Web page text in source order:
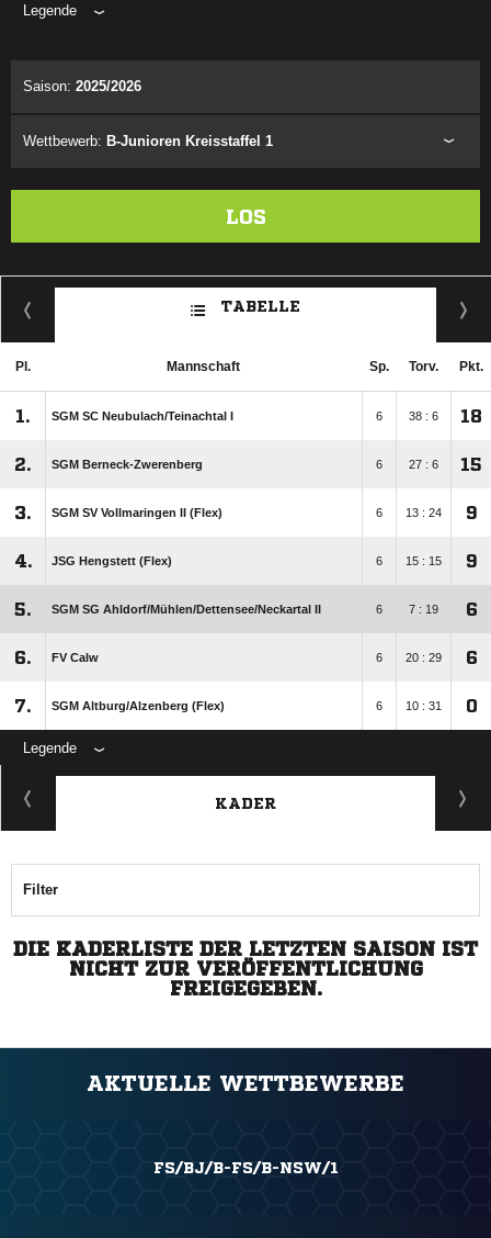
Legende
Saison: 2025/2026
Wettbewerb: B-Junioren Kreisstaffel 1
LOS
TABELLE
Pl. Mannschaft Sp. Torv. Pkt.
1. SGM SC Neubulach/​Teinachtal I 6 38 : 6 18
2. SGM Berneck-Zwerenberg 6 27 : 6 15
3. SGM SV Vollmaringen II (Flex) 6 13 : 24 9
4. JSG Hengstett (Flex) 6 15 : 15 9
5. SGM SG Ahldorf/​Mühlen/​Dettensee/​Neckartal II 6 7 : 19 6
6. FV Calw 6 20 : 29 6
7. SGM Altburg/​Alzenberg (Flex) 6 10 : 31 0
Legende
KADER
Filter
DIE KADERLISTE DER LETZTEN SAISON IST
NICHT ZUR VERÖFFENTLICHUNG
FREIGEGEBEN.
AKTUELLE WETTBEWERBE
FS/BJ/B-FS/B-NSW/1